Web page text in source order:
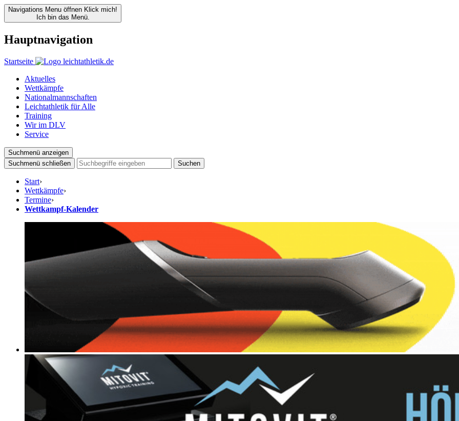
Navigations Menu öffnen Klick mich!
Ich bin das Menü.
Hauptnavigation
Startseite
Aktuelles
Wettkämpfe
Nationalmannschaften
Leichtathletik für Alle
Training
Wir im DLV
Service
Suchmenü anzeigen
Suchmenü schließen
Suchen
Start›
Wettkämpfe›
Termine›
Wettkampf-Kalender